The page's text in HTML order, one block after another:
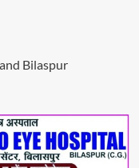
Bilaspur